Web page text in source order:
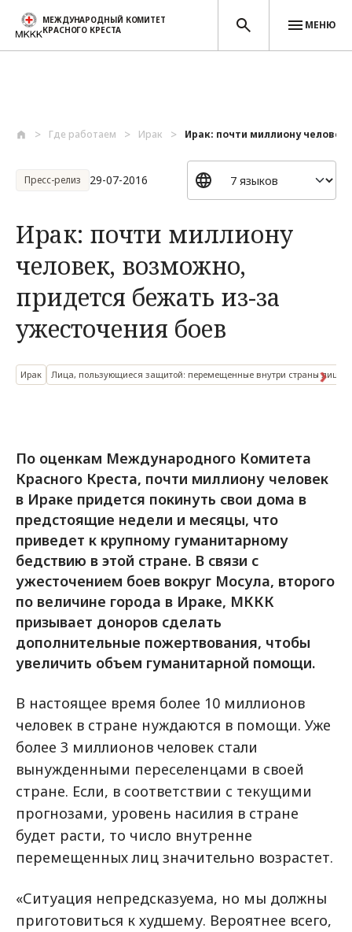
МЕЖДУНАРОДНЫЙ КОМИТЕТ
КРАСНОГО КРЕСТА
МЕНЮ
Где работаем Ирак Ирак: почти миллиону
Пресс-релиз 29-07-2016
Ирак: почти миллиону
человек, возможно,
придется бежать из-за
ужесточения боев
Ирак Лица, пользующиеся защитой: перемещенные внутри страны лица
По оценкам Международного Комитета
Красного Креста, почти миллиону человек
в Ираке придется покинуть свои дома в
предстоящие недели и месяцы, что
приведет к крупному гуманитарному
бедствию в этой стране. В связи с
ужесточением боев вокруг Мосула, второго
по величине города в Ираке, МККК
призывает доноров сделать
дополнительные пожертвования, чтобы
увеличить объем гуманитарной помощи.
В настоящее время более 10 миллионов
человек в стране нуждаются в помощи. Уже
более 3 миллионов человек стали
вынужденными переселенцами в своей
стране. Если, в соответствии с текущими
прогнозами, уровень насилия в стране
будет расти, то число внутренне
перемещенных лиц значительно возрастет.
«Ситуация непредсказуема, но мы должны
приготовиться к худшему. Вероятнее всего,